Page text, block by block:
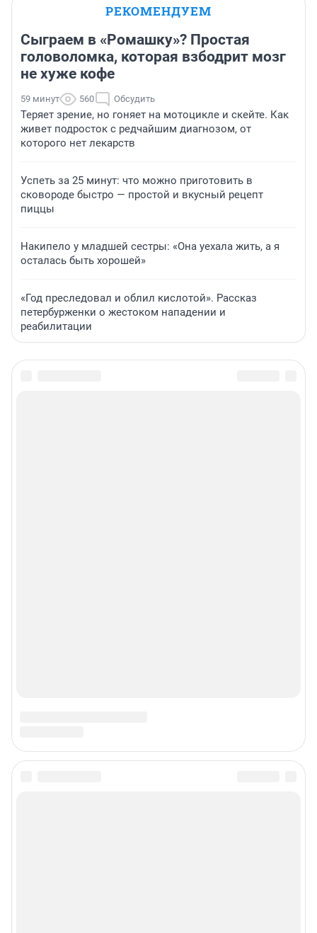
РЕКОМЕНДУЕМ
Сыграем в «Ромашку»? Простая
головоломка, которая взбодрит мозг
не хуже кофе
59 минут 560 Обсудить
Теряет зрение, но гоняет на мотоцикле и скейте. Как
живет подросток с редчайшим диагнозом, от
которого нет лекарств
Успеть за 25 минут: что можно приготовить в
сковороде быстро — простой и вкусный рецепт
пиццы
Накипело у младшей сестры: «Она уехала жить, а я
осталась быть хорошей»
«Год преследовал и облил кислотой». Рассказ
петербурженки о жестоком нападении и
реабилитации